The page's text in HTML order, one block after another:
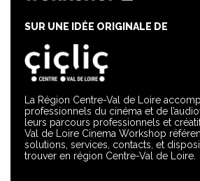
La Région Centre-Val de Loire
professionnels du cinéma et de
leurs parcours professionnels et
Val de Loire Cinema Workshop
solutions, services, contacts, et
trouver en région Centre-Val de Loire.
SUR UNE IDÉE ORIGINALE DE